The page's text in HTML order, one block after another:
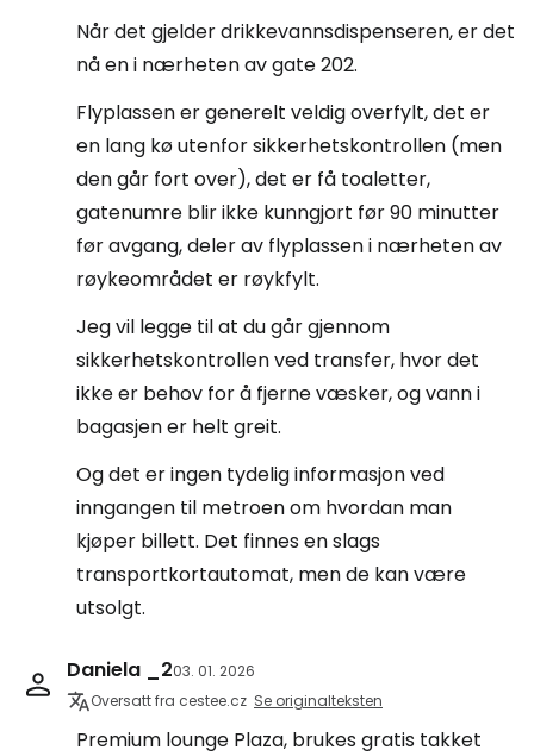
Når det gjelder drikkevannsdispenseren, er det
nå en i nærheten av gate 202.
Flyplassen er generelt veldig overfylt, det er
en lang kø utenfor sikkerhetskontrollen (men
den går fort over), det er få toaletter,
gatenumre blir ikke kunngjort før 90 minutter
før avgang, deler av flyplassen i nærheten av
røykeområdet er røykfylt.
Jeg vil legge til at du går gjennom
sikkerhetskontrollen ved transfer, hvor det
ikke er behov for å fjerne væsker, og vann i
bagasjen er helt greit.
Og det er ingen tydelig informasjon ved
inngangen til metroen om hvordan man
kjøper billett. Det finnes en slags
transportkortautomat, men de kan være
utsolgt.
Daniela _203. 01. 2026
Oversatt fra cestee.cz Se originalteksten
Premium lounge Plaza, brukes gratis takket